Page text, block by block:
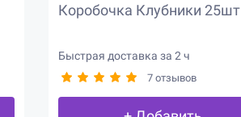
Коробочка Клубники 25шт
Быстрая доставка за 2 ч
7 отзывов